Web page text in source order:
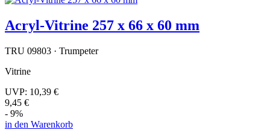
Acryl-Vitrine 257 x 66 x 60 mm
TRU 09803 · Trumpeter
Vitrine
UVP: 10,39 €
9,45 €
- 9%
in den Warenkorb